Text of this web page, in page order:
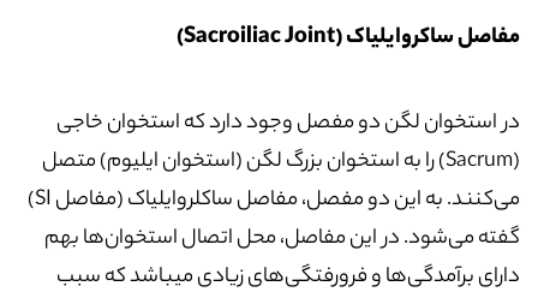
مفاصل ساکروایلیاک (Sacroiliac Joint)
در استخوان لگن دو مفصل وجود دارد که استخوان خاجی
(Sacrum) را به استخوان بزرگ لگن (استخوان ایلیوم) متصل
می‌کنند. به این دو مفصل، مفاصل ساکلروایلیاک (مفاصل SI)
گفته می‌شود. در این مفاصل، محل اتصال استخوان‌ها بهم
دارای برآمدگی‌ها و فرورفتگی‌های زیادی میباشد که سبب